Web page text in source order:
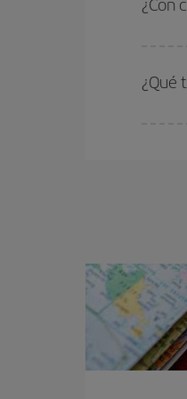
barato.
estén
¿Qué